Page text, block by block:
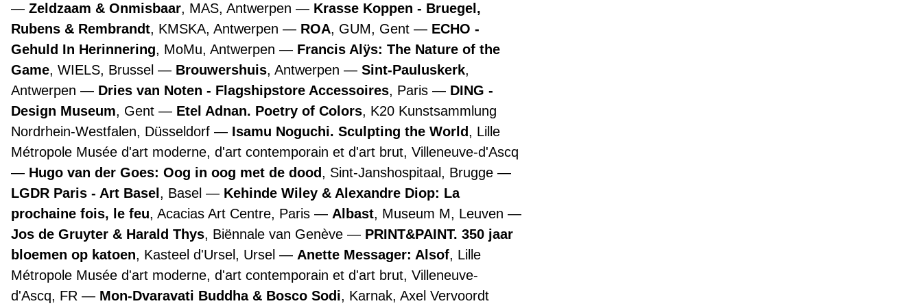
Zeldzaam & Onmisbaar, MAS, Antwerpen
Krasse Koppen - Bruegel,
Rubens & Rembrandt, KMSKA, Antwerpen ROA, GUM, Gent
ECHO -
Gehuld In Herinnering, MoMu, Antwerpen
Francis Alÿs: The Nature of the
Game, WIELS, Brussel Brouwershuis, Antwerpen Sint-Pauluskerk,
Antwerpen
Dries van Noten - Flagshipstore Accessoires, Paris
DING -
Design Museum, Gent Etel Adnan. Poetry of Colors, K20 Kunstsammlung
Nordrhein-Westfalen, Düsseldorf
Isamu Noguchi. Sculpting the World, Lille
Métropole Musée d'art moderne, d'art contemporain et d'art brut, Villeneuve-d'Ascq
Hugo van der Goes: Oog in oog met de dood, Sint-Janshospitaal, Brugge
LGDR Paris - Art Basel , Basel
Kehinde Wiley & Alexandre Diop: La
prochaine fois, le feu, Acacias Art Centre, Paris Albast, Museum M, Leuven
Jos de Gruyter & Harald Thys, Biënnale van Genève
PRINT&PAINT. 350 jaar
bloemen op katoen, Kasteel d'Ursel, Ursel Anette Messager: Alsof, Lille
Métropole Musée d'art moderne, d'art contemporain et d'art brut, Villeneuve-
d'Ascq, FR
Mon-Dvaravati Buddha & Bosco Sodi, Karnak, Axel Vervoordt